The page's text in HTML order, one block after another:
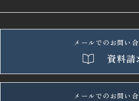
メールでのお問い
資料請
メールでのお問い